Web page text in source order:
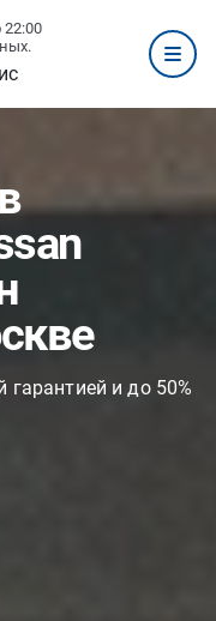
22:00
гарантией и до 50%